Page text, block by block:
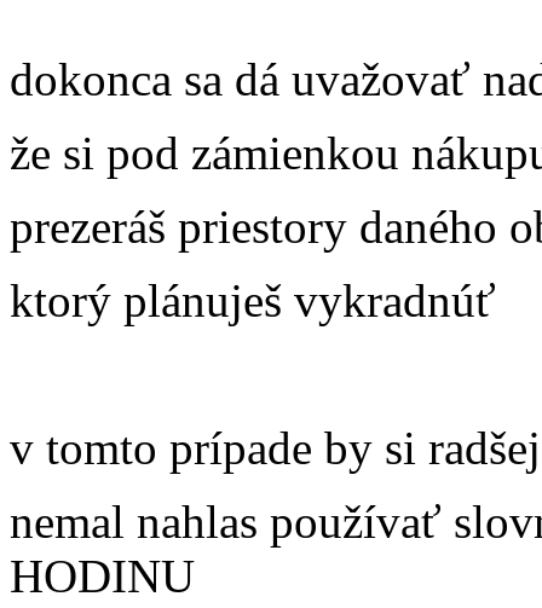
dokonca sa dá uvažovať
že si pod zámienkou
prezeráš priestory daného
ktorý plánuješ vykradnúť
v tomto prípade by si
nemal nahlas používať
HODINU